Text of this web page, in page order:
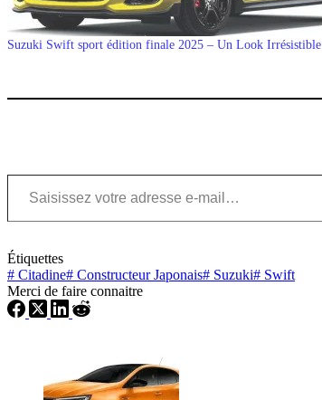
Suzuki Swift sport édition finale 2025 – Un Look Irrésistible
Saisissez votre adresse e-mail…
Étiquettes
# Citadine# Constructeur Japonais# Suzuki# Swift
Merci de faire connaitre